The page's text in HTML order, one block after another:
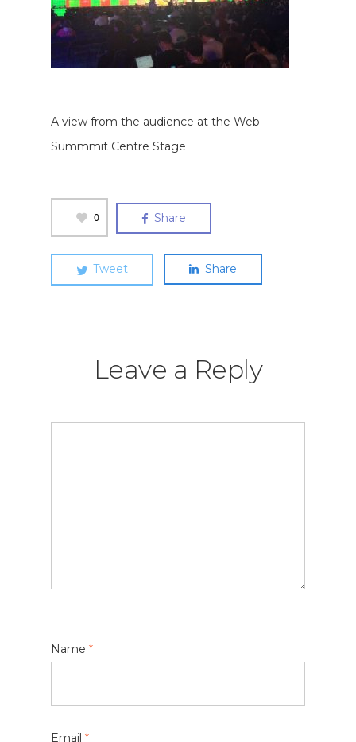
A view from the audience at the Web
Summmit Centre Stage
0 Share
Tweet Share
Leave a Reply
Name *
Email *